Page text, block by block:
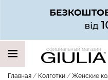
официальный магазин
Главная Колготки Женские
НАШИ ТРЕНДОВЫЕ